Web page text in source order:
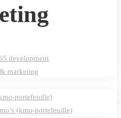
development
marketing
portefeuille)
(kmo-portefeuille)